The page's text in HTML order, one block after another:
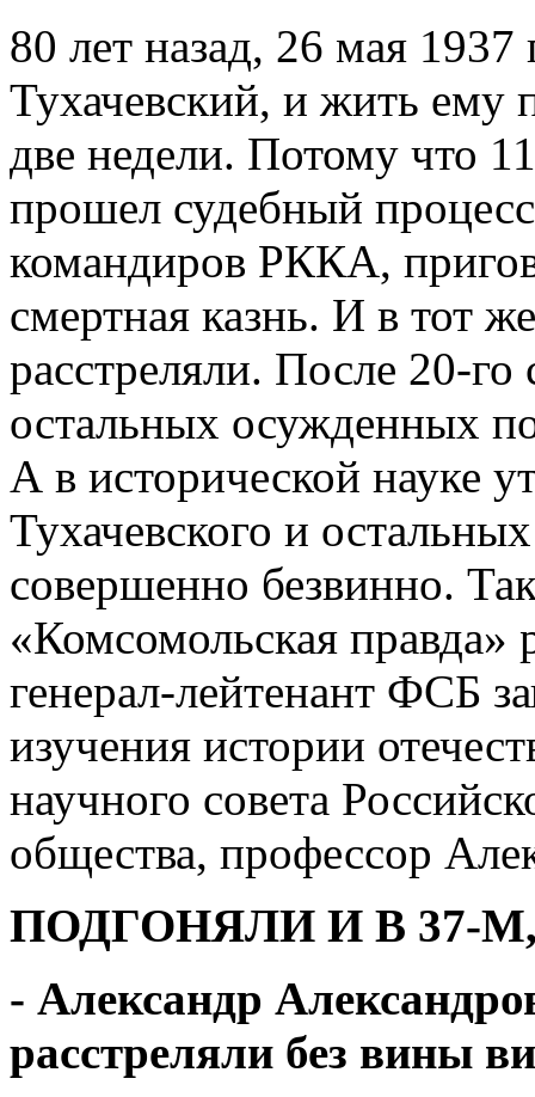
80 лет назад, 26 мая
Тухачевский, и жить ему
две недели. Потому что
прошел судебный
командиров РККА,
смертная казнь. И в тот
расстреляли. После 20-
остальных осужденных
А в исторической науке
Тухачевского и
совершенно безвинно.
«Комсомольская правда»
генерал-лейтенант ФСБ
изучения истории
научного совета
общества, профессор
ПОДГОНЯЛИ И В 37-
- Александр
расстреляли без вины